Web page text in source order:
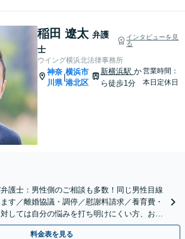
稲田 遼太 弁護
士
インタビューを見
る
ウイング横浜北法律事務所
神奈
川県
横浜市
港北区
新横浜駅か
ら徒歩1分
営業時間：
本日定休日
弁護士：男性側のご相談も多数！同じ男性目線
す／離婚協議・調停／慰謝料請求／養育費・
しては自分の悩みを打ち明けにくい方、お気
面談可】【夜間面談応相談】
料金表を見る